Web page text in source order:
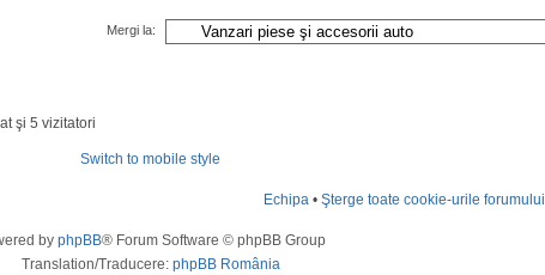
Mergi la:
şi 5 vizitatori
Switch to mobile style
Echipa •Şterge toate cookie-urile forumului
by phpBB® Forum Software © phpBB Group
Translation/Traducere: phpBB România